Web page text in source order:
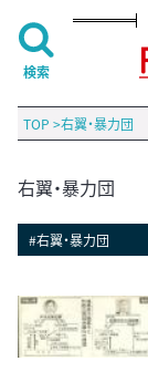
TOP >右翼・暴力団
右翼・暴力団
#右翼・暴力団
検索